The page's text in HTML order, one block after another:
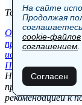
Тел.: +7 (921)
Общество
проекте Шоу-
использования
Пользовательское
Новости,
представленные
рекомендацией к
На сайте
Продолжая
cookie-файлов
соглашением
Согласен